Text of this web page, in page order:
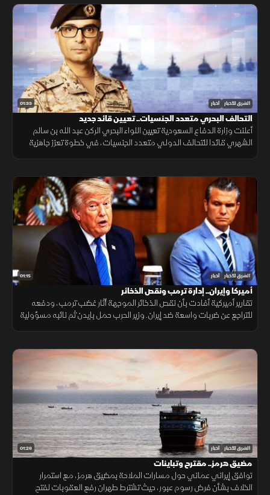
01:33 الشرق للأخبار أخبار
التحالف البحري متعدد الجنسيات.. تعيين قائد جديد
أعلنت وزارة الدفاع السعودية تعيين اللواء البحري الركن عبد الله بن سالم
الشهري قائدا للتحالف الدولي متعدد الجنسيات، في خطوة تعزز جاهزية
01:15 الشرق للأخبار أخبار
أميركا وإيران.. إدارة ترمب ونقص الذخائر
تقارير أميركية أفادت بأن نقص الذخائر الموجهة أثار غضب ترمب، ودفعه
للتراجع عن ضربات واسعة ضد إيران. وزير الحرب حمل بايدن ثم نائبه مسؤولية
01:26 الشرق للأخبار أخبار
مضيق هرمز.. مقترح وتباينات
توافق إيراني عماني حول مسارات الملاحة بمضيق هرمز، مع استمرار
الخلاف بشأن فرض رسوم عبور، حيث تشترط طهران رفع العقوبات لفتح